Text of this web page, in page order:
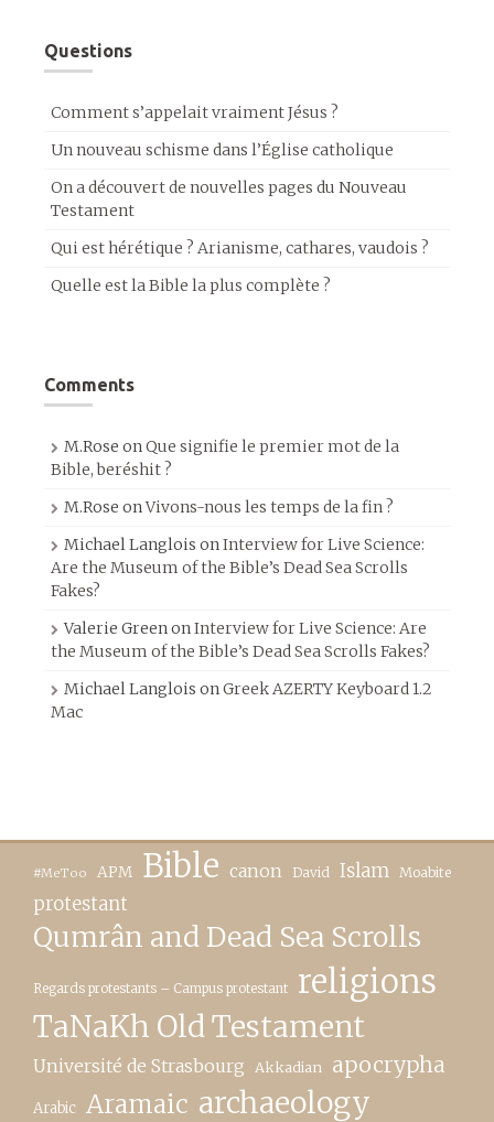
Questions
Comment s’appelait vraiment Jésus ?
Un nouveau schisme dans l’Église catholique
On a découvert de nouvelles pages du Nouveau
Testament
Qui est hérétique ? Arianisme, cathares, vaudois ?
Quelle est la Bible la plus complète ?
Comments
M.Rose onQue signifie le premier mot de la
Bible, beréshit ?
M.Rose onVivons-nous les temps de la fin ?
Michael Langlois onInterview for Live Science:
Are the Museum of the Bible’s Dead Sea Scrolls
Fakes?
Valerie GreenonInterview for Live Science: Are
the Museum of the Bible’s Dead Sea Scrolls Fakes?
Michael Langlois onGreek AZERTY Keyboard 1.2
Mac
#MeToo APM Bible canon David Islam Moabite
protestant
Qumrân and Dead Sea Scrolls
Regards protestants – Campus protestant religions
TaNaKh Old Testament
Université de Strasbourg Akkadian apocrypha
Arabic Aramaic archaeology